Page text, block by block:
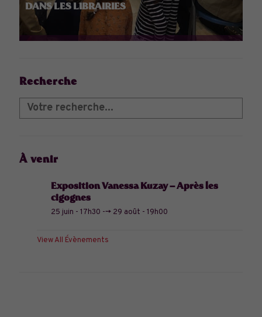
DANS LES LIBRAIRIES
Recherche
À venir
Exposition Vanessa Kuzay – Après les
cigognes
25 juin - 17h30 --> 29 août - 19h00
View All Évènements